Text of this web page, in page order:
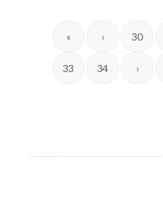
« ‹ 30
33 34 ›